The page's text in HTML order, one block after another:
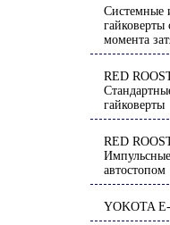
Системные
гайковерты
момента
RED
гайковерты
RED
автостопом
YOKOTA